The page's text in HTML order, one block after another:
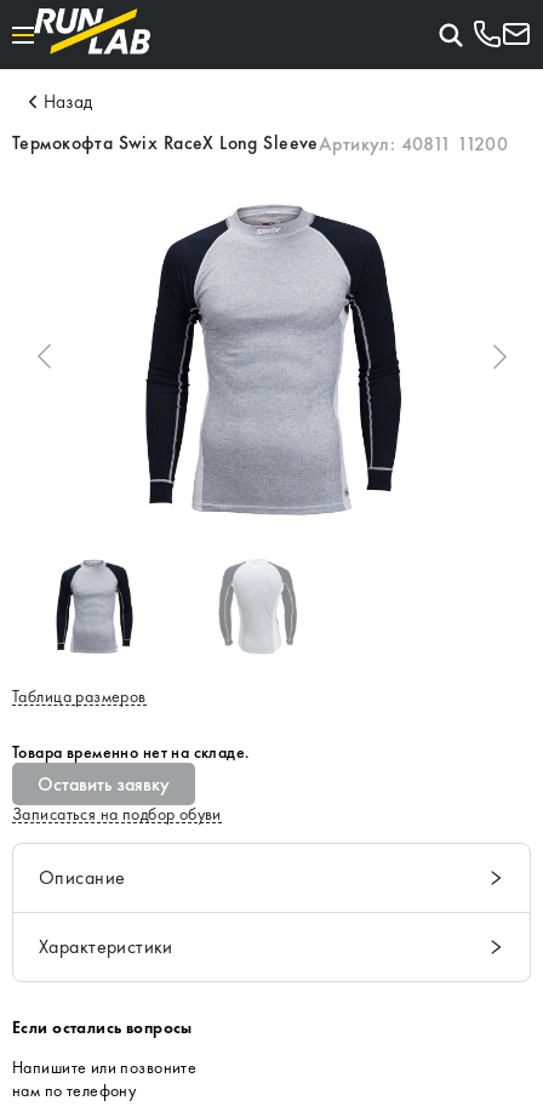
Назад
Термокофта Swix RaceX Long SleeveАртикул: 40811 11200
Таблица размеров
Товара временно нет на складе.
Оставить заявку
Записаться на подбор обуви
Описание
Характеристики
Если остались вопросы
Напишите или позвоните
нам по телефону